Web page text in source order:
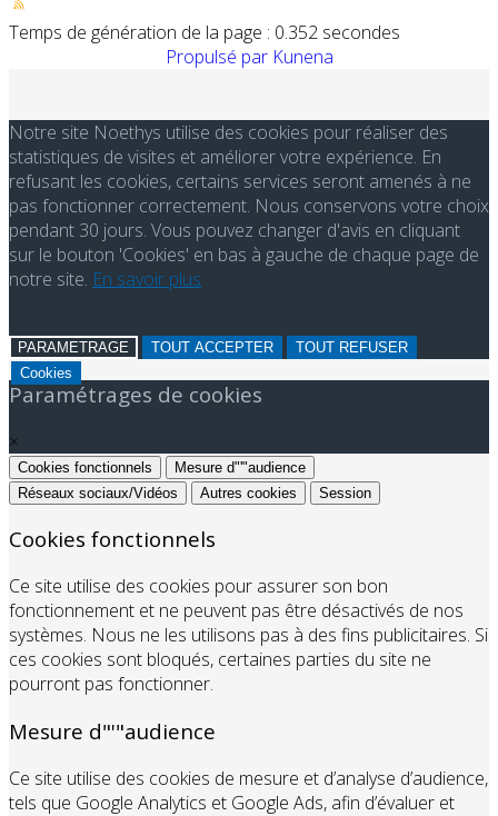
Temps de génération de la page : 0.352 secondes
Propulsé par Kunena
Notre site Noethys utilise des cookies pour réaliser des
statistiques de visites et améliorer votre expérience. En
refusant les cookies, certains services seront amenés à ne
pas fonctionner correctement. Nous conservons votre choix
pendant 30 jours. Vous pouvez changer d'avis en cliquant
sur le bouton 'Cookies' en bas à gauche de chaque page de
notre site. En savoir plus
PARAMETRAGE TOUT ACCEPTER
TOUT REFUSER
Cookies
Paramétrages de cookies
×
Cookies fonctionnels
Mesure d"'"audience
Réseaux sociaux/Vidéos
Autres cookies Session
Cookies fonctionnels
Ce site utilise des cookies pour assurer son bon
fonctionnement et ne peuvent pas être désactivés de nos
systèmes. Nous ne les utilisons pas à des fins publicitaires. Si
ces cookies sont bloqués, certaines parties du site ne
pourront pas fonctionner.
Mesure d"'"audience
Ce site utilise des cookies de mesure et d’analyse d’audience,
tels que Google Analytics et Google Ads, afin d’évaluer et